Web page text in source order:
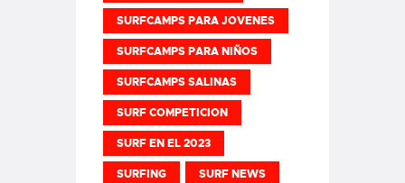
SURFCAMPS PARA JOVENES
SURFCAMPS PARA NIÑOS
SURFCAMPS SALINAS
SURF COMPETICION
SURF EN EL 2023
SURFING SURF NEWS